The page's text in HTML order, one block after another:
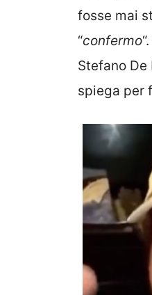
fosse mai
“confermo“.
Stefano
spiega per